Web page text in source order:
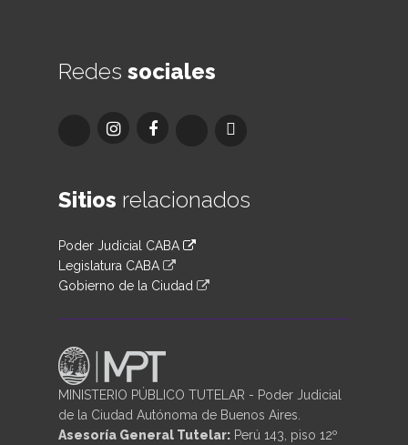
Redes sociales
Sitios relacionados
Poder Judicial CABA
Legislatura CABA
Gobierno de la Ciudad
MINISTERIO PÚBLICO TUTELAR - Poder Judicial
de la Ciudad Autónoma de Buenos Aires.
Asesoría General Tutelar: Perú 143, piso 12º